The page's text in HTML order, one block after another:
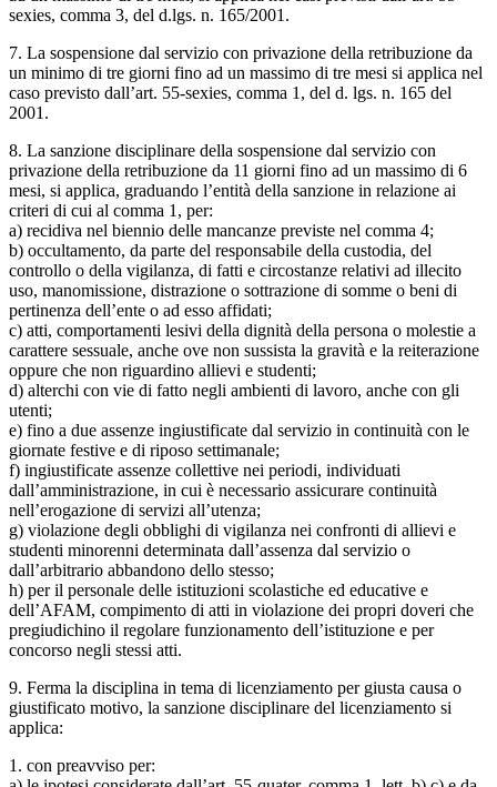
sexies, comma 3, del d.lgs. n. 165/2001.
7. La sospensione dal servizio con privazione della retribuzione da
un minimo di tre giorni fino ad un massimo di tre mesi si applica nel
caso previsto dall’art. 55-sexies, comma 1, del d. lgs. n. 165 del
2001.
8. La sanzione disciplinare della sospensione dal servizio con
privazione della retribuzione da 11 giorni fino ad un massimo di 6
mesi, si applica, graduando l’entità della sanzione in relazione ai
criteri di cui al comma 1, per:
a) recidiva nel biennio delle mancanze previste nel comma 4;
b) occultamento, da parte del responsabile della custodia, del
controllo o della vigilanza, di fatti e circostanze relativi ad illecito
uso, manomissione, distrazione o sottrazione di somme o beni di
pertinenza dell’ente o ad esso affidati;
c) atti, comportamenti lesivi della dignità della persona o molestie a
carattere sessuale, anche ove non sussista la gravità e la reiterazione
oppure che non riguardino allievi e studenti;
d) alterchi con vie di fatto negli ambienti di lavoro, anche con gli
utenti;
e) fino a due assenze ingiustificate dal servizio in continuità con le
giornate festive e di riposo settimanale;
f) ingiustificate assenze collettive nei periodi, individuati
dall’amministrazione, in cui è necessario assicurare continuità
nell’erogazione di servizi all’utenza;
g) violazione degli obblighi di vigilanza nei confronti di allievi e
studenti minorenni determinata dall’assenza dal servizio o
dall’arbitrario abbandono dello stesso;
h) per il personale delle istituzioni scolastiche ed educative e
dell’AFAM, compimento di atti in violazione dei propri doveri che
pregiudichino il regolare funzionamento dell’istituzione e per
concorso negli stessi atti.
9. Ferma la disciplina in tema di licenziamento per giusta causa o
giustificato motivo, la sanzione disciplinare del licenziamento si
applica:
1. con preavviso per: